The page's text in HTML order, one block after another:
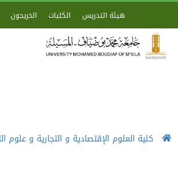
هيئة التدريس الكليات الخريجون
كلية العلوم الإقتصادية و التجارية و علوم